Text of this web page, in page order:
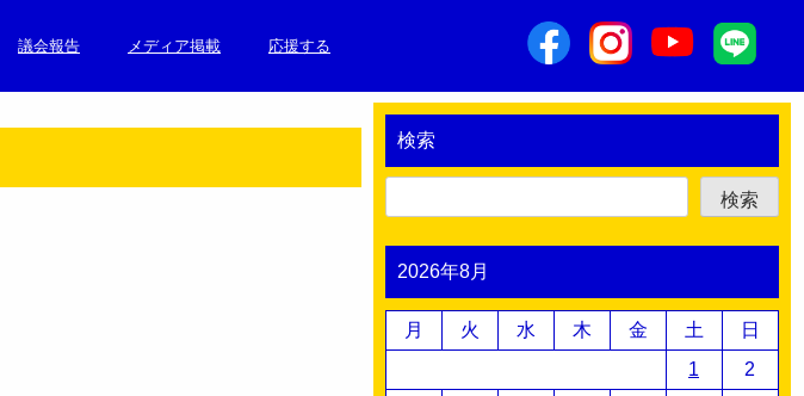
議会報告 メディア掲載 応援する
検索
検索
2026年8月
月 火 水 木 金 土
日
1
2